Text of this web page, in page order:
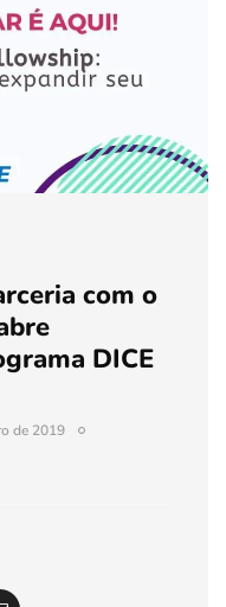
com o
DICE
de 2019